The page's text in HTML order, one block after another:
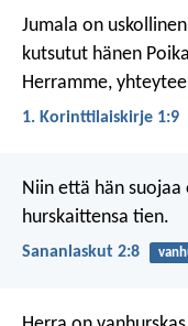
Jumala on
kutsutut hänen
Herramme,
1. Korinttilaiskirje 1:9
Niin että hän
hurskaittensa tien.
Sananlaskut 2:8